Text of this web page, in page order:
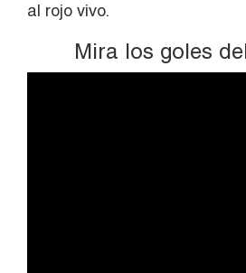
al rojo vivo.
Mira los goles